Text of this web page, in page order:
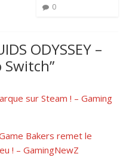
0
ODYSSEY –
Switch”
sur Steam ! – Gaming
Bakers remet le
! – GamingNewZ